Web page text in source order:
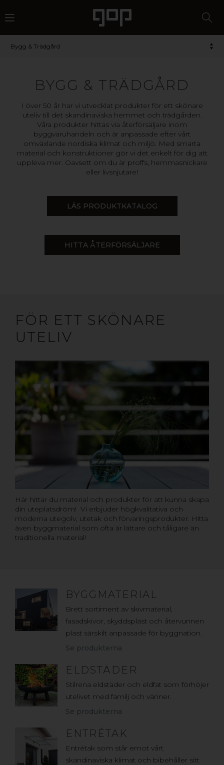
Bygg & Trädgård
BYGG & TRÄDGÅRD
I över 50 år har vi utvecklat produkter för ett skönare
uteliv till det skandinaviska hemmet och trädgården.
Våra produkter hittas via återförsäljare inom
byggvaruhandeln och är anpassade efter vårt
omväxlande nordiska klimat och miljö. Med smarta
material och konstruktioner gör vi det enkelt för dig att
uppleva mer. Oavsett om du är proffs, hemmasnickare
eller livsnjutare!
LÄS PRODUKTKATALOG
HITTA ÅTERFÖRSÄLJARE
FÖR ETT SKÖNARE
UTELIV
Här hittar du material och produkter för att kunna skapa
din uteplatsdröm! Vi erbjuder högkvalitativa och
moderna utegolv, utetak och förvaringsprodukter. Hitta
även byggmaterial som ofta är lättare och tåligare än
traditionella material!
BYGGMATERIAL
Brett sortiment av skivmaterial,
fasadskivor, skyddsplast och återvunnen
plast särskilt anpassade för byggnation.
Se produkterna
ELDSTÄDER
Stilrena eldstäder och eldfat som förhöjer
utelivet med familj och vänner.
Se produkterna
ENTRÉTAK
Entrétak som står emot vårt
skandinaviska klimat och bibehåller sitt